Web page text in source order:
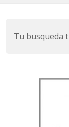
Tu busqueda